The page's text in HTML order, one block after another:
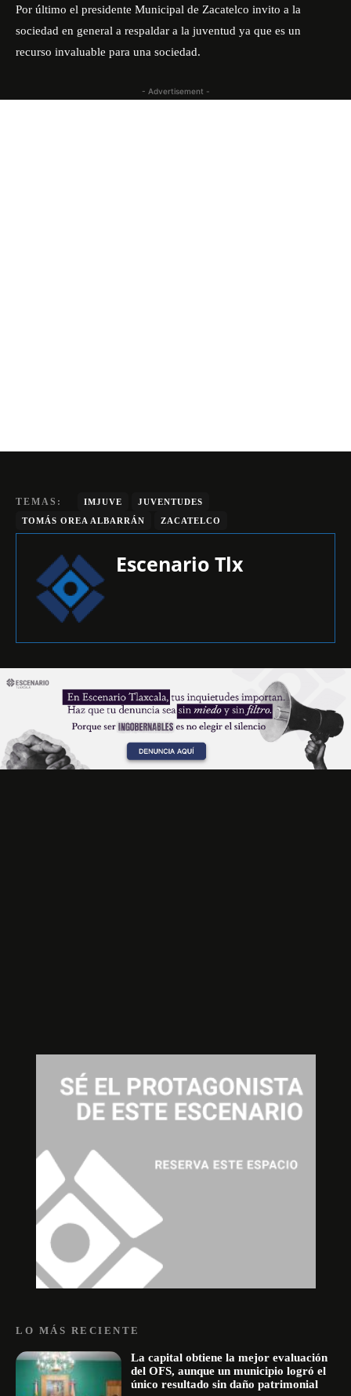
Por último el presidente Municipal de Zacatelco invito a la
sociedad en general a respaldar a la juventud ya que es un
recurso invaluable para una sociedad.
- Advertisement -
TEMAS: IMJUVE
JUVENTUDES
TOMÁS OREA ALBARRÁN
ZACATELCO
Escenario Tlx
LO MÁS RECIENTE
La capital obtiene la mejor evaluación
del OFS, aunque un municipio logró el
único resultado sin daño patrimonial